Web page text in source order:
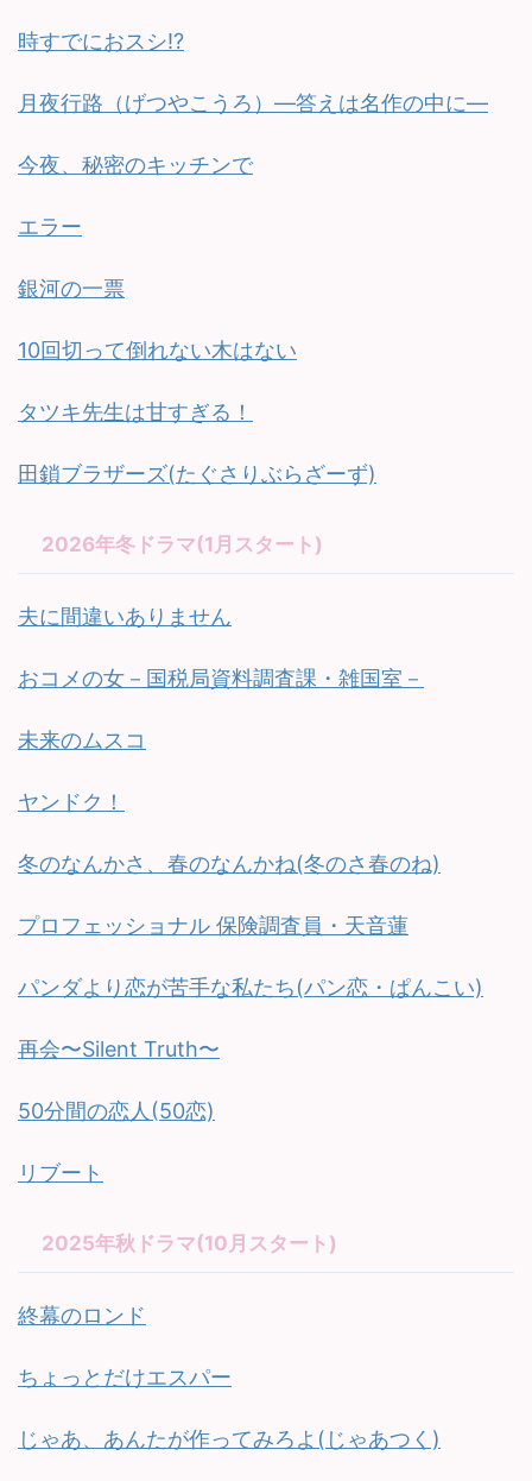
時すでにおスシ!?
月夜行路（げつやこうろ）—答えは名作の中に—
今夜、秘密のキッチンで
エラー
銀河の一票
10回切って倒れない木はない
タツキ先生は甘すぎる！
田鎖ブラザーズ(たぐさりぶらざーず)
2026年冬ドラマ(1月スタート)
夫に間違いありません
おコメの女－国税局資料調査課・雑国室－
未来のムスコ
ヤンドク！
冬のなんかさ、春のなんかね(冬のさ春のね)
プロフェッショナル 保険調査員・天音蓮
パンダより恋が苦手な私たち(パン恋・ぱんこい)
再会〜Silent Truth〜
50分間の恋人(50恋)
リブート
2025年秋ドラマ(10月スタート)
終幕のロンド
ちょっとだけエスパー
じゃあ、あんたが作ってみろよ(じゃあつく)